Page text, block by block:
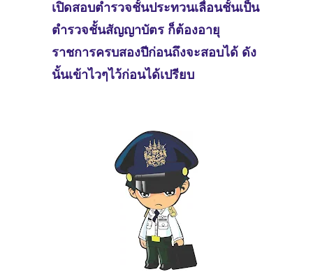
เปิดสอบตำรวจชั้นประทวนเลื่อนชั้นเป็น
ตำรวจชั้นสัญญาบัตร ก็ต้องอายุ
ราชการครบสองปีก่อนถึงจะสอบได้ ดัง
นั้นเข้าไวๆไว้ก่อนได้เปรียบ